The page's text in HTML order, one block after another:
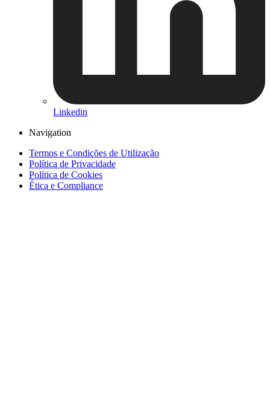
Linkedin
Navigation
Termos e Condições de Utilização
Política de Privacidade
Política de Cookies
Ética e Compliance